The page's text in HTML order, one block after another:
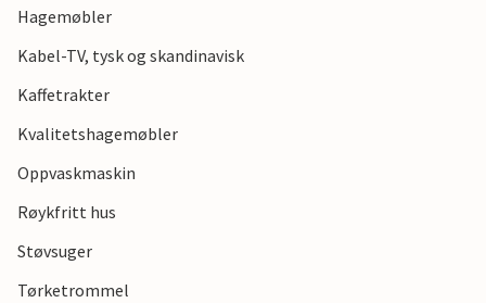
Hagemøbler
Kabel-TV, tysk og skandinavisk
Kaffetrakter
Kvalitetshagemøbler
Oppvaskmaskin
Røykfritt hus
Støvsuger
Tørketrommel